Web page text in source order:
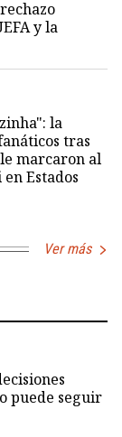
y la
la
tras
marcaron al
Estados
Ver más
puede seguir